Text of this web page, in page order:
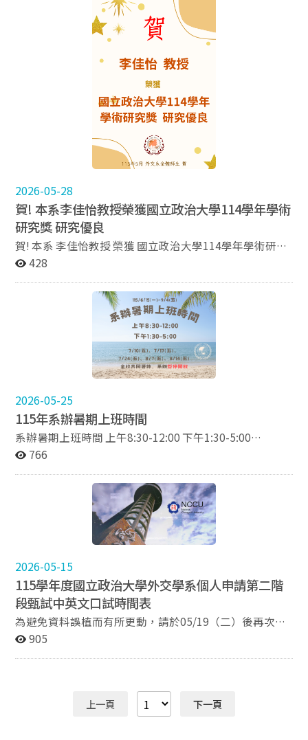
程皆可採認，無須填寫替代學分申請書。 如有替代學分
相關問題，請先來信詢問。dip50916@nccu.edu.tw 來信
請務必提供以下資訊： ◇系級、姓名、學號、核准修讀學
年度 ◇原修習科目名稱、課程代號、學分數、修習學年
期、課程大綱 ◇擬替代（外交系）科目名稱 經回覆確認
後再行填寫學分替代申請書 學分替代申請書連結
2026-05-28
賀! 本系李佳怡教授榮獲國立政治大學114學年學術
研究獎 研究優良
賀! 本系 李佳怡教授 榮獲 國立政治大學114學年學術研究
428
2026-05-25
115年系辦暑期上班時間
系辦暑期上班時間 上午8:30-12:00 下午1:30-5:00
7/10(五)、7/17(五)、7/24(五)、8/7(五)、8/14(五) 為全
766
2026-05-15
115學年度國立政治大學外交學系個人申請第二階
段甄試中英文口試時間表
為避免資料誤植而有所更動，請於05/19（二）後再次確
認口試時間及梯次，以保障您的權益，謝謝。 －115學
問題，請於5/18（一）中午12點前來電告知，逾時恕不受
905
上一頁 下一頁